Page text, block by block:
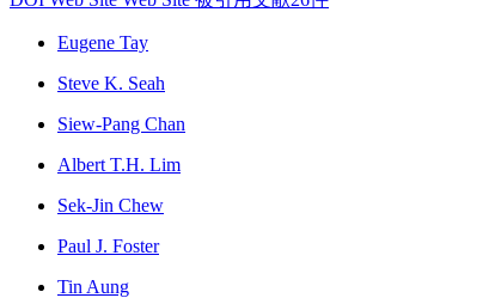
Eugene Tay
Steve K. Seah
Siew-Pang Chan
Albert T.H. Lim
Sek-Jin Chew
Paul J. Foster
Tin Aung